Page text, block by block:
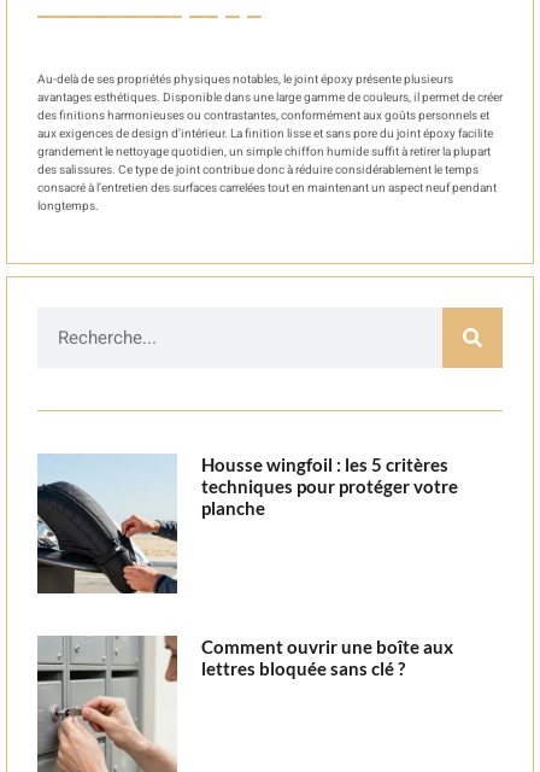
Au-delà de ses propriétés physiques notables, le joint époxy présente plusieurs
avantages esthétiques. Disponible dans une large gamme de couleurs, il permet de créer
des finitions harmonieuses ou contrastantes, conformément aux goûts personnels et
aux exigences de design d’intérieur. La finition lisse et sans pore du joint époxy facilite
grandement le nettoyage quotidien, un simple chiffon humide suffit à retirer la plupart
des salissures. Ce type de joint contribue donc à réduire considérablement le temps
consacré à l’entretien des surfaces carrelées tout en maintenant un aspect neuf pendant
longtemps.
Housse wingfoil : les 5 critères
techniques pour protéger votre
planche
Comment ouvrir une boîte aux
lettres bloquée sans clé ?